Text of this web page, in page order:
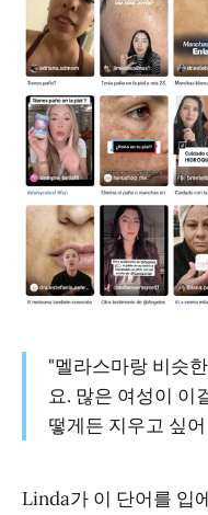
"멜라스마랑 비슷
요. 많은 여성이 이
떻게든 지우고 싶
Linda가 이 단어를 입